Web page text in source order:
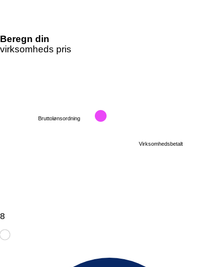
Beregn din
virksomheds pris
Bruttolønsordning
Virksomhedsbetalt
8